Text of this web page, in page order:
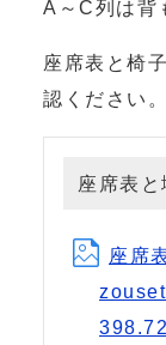
A～C列は背
座席表と椅
認ください。
座席表
座席